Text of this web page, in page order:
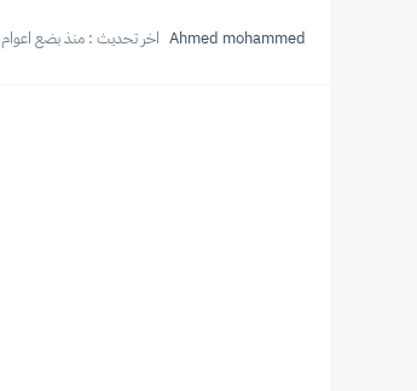
Ahmed mohammed اخر تحديث : منذ بضع اعوام